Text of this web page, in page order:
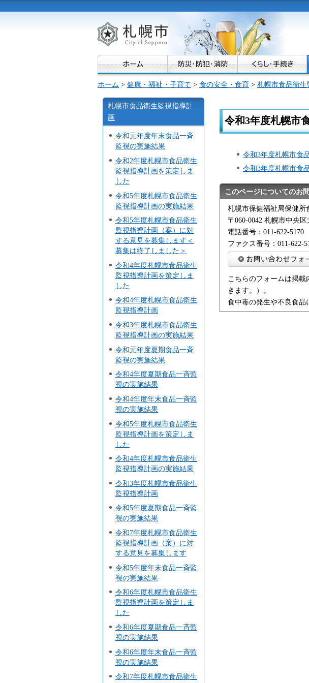
札幌市
ホーム > 健康・福祉・子育て > 食の安全・食育 > 札幌市食品衛
札幌市食品衛生監視指導計
画
令和元年度年末食品一斉
監視の実施結果
令和2年度札幌市食品衛生
監視指導計画を策定しま
した
令和5年度札幌市食品衛生
監視指導計画の実施結果
令和5年度札幌市食品衛生
監視指導計画（案）に対
する意見を募集します＜
募集は終了しました＞
令和4年度札幌市食品衛生
監視指導計画を策定しま
した
令和4年度札幌市食品衛生
監視指導計画
令和3年度札幌市食品衛生
監視指導計画の実施結果
令和元年度夏期食品一斉
監視の実施結果
令和4年度夏期食品一斉監
視の実施結果
令和4年度年末食品一斉監
視の実施結果
令和5年度札幌市食品衛生
監視指導計画を策定しま
した
令和4年度札幌市食品衛生
監視指導計画の実施結果
令和3年度札幌市食品衛生
監視指導計画
令和5年度夏期食品一斉監
視の実施結果
令和7年度札幌市食品衛生
監視指導計画（案）に対
する意見を募集します
令和5年度年末食品一斉監
視の実施結果
令和6年度札幌市食品衛生
監視指導計画を策定しま
した
令和6年度夏期食品一斉監
視の実施結果
令和6年度年末食品一斉監
視の実施結果
令和7年度札幌市食品衛生
令和3年度札幌市
令和3年度札幌市食
令和3年度札幌市食
このページについてのお
札幌市保健福祉局保健所
〒060-0042 札幌市中央
電話番号：011-622-5170
ファクス番号：011-622-
こちらのフォームは掲
きます。）。
食中毒の発生や不良食品